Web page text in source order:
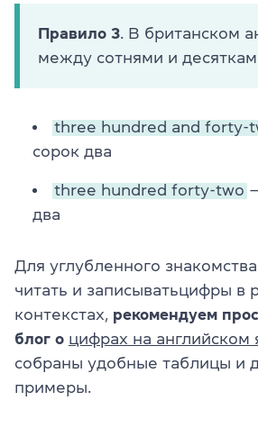
Правило 3 . В британском
между сотнями и
three hundred and forty-
сорок два
three hundred forty-two
два
Для углубленного
читать и записыватьцифры в
контекстах, рекомендуем
блог о цифрах на английском
собраны удобные таблицы и
примеры.